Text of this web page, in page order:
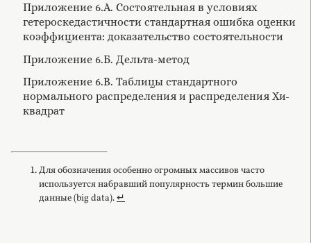
Приложение 6.А. Состоятельная в условиях
гетероскедастичности стандартная ошибка оценки
коэффициента: доказательство состоятельности
Приложение 6.Б. Дельта-метод
Приложение 6.В. Таблицы стандартного
нормального распределения и распределения Хи-
квадрат
Для обозначения особенно огромных массивов часто
используется набравший популярность термин большие
данные (big data).↵